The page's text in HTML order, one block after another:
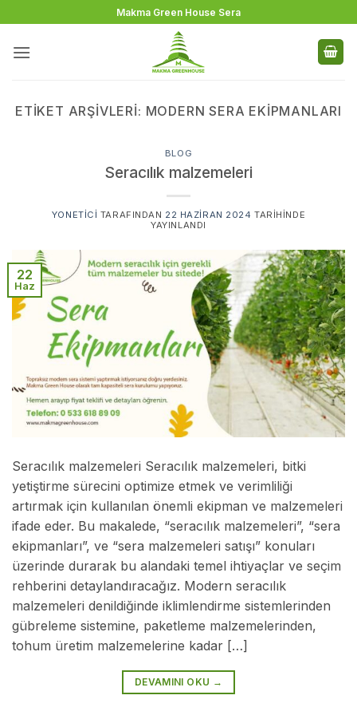
atla
Makma Green House Sera
ETIKET ARŞIVLERI: MODERN SERA EKIPMANLARI
BLOG
Seracılık malzemeleri
YONETICI TARAFINDAN 22 HAZIRAN 2024 TARIHINDE
YAYINLANDI
22
Haz
Seracılık malzemeleri Seracılık malzemeleri, bitki
yetiştirme sürecini optimize etmek ve verimliliği
artırmak için kullanılan önemli ekipman ve malzemeleri
ifade eder. Bu makalede, “seracılık malzemeleri”, “sera
ekipmanları”, ve “sera malzemeleri satışı” konuları
üzerinde durarak bu alandaki temel ihtiyaçlar ve seçim
rehberini detaylandıracağız. Modern seracılık
malzemeleri denildiğinde iklimlendirme sistemlerinden
gübreleme sistemine, paketleme malzemelerinden,
tohum üretim malzemelerine kadar […]
DEVAMINI OKU →